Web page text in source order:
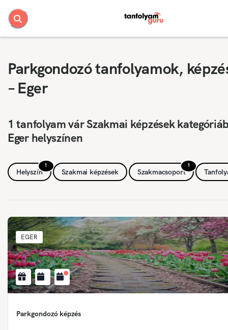
Parkgondozó tanfolyamok,
– Eger
1 tanfolyam vár Szakmai képzések
Eger helyszínen
1
Helyszín Szakmai képzések
1
Szakmacsoport
EGER
Parkgondozó képzés